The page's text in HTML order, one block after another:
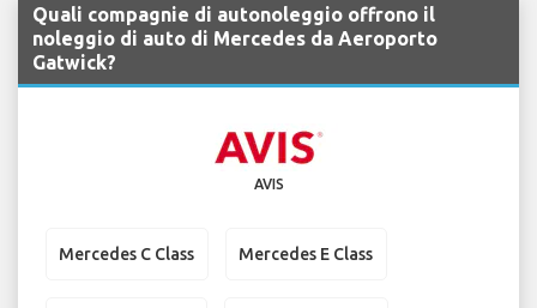
Quali compagnie di autonoleggio offrono il
noleggio di auto di Mercedes da Aeroporto
Gatwick?
AVIS
Mercedes C Class Mercedes E Class